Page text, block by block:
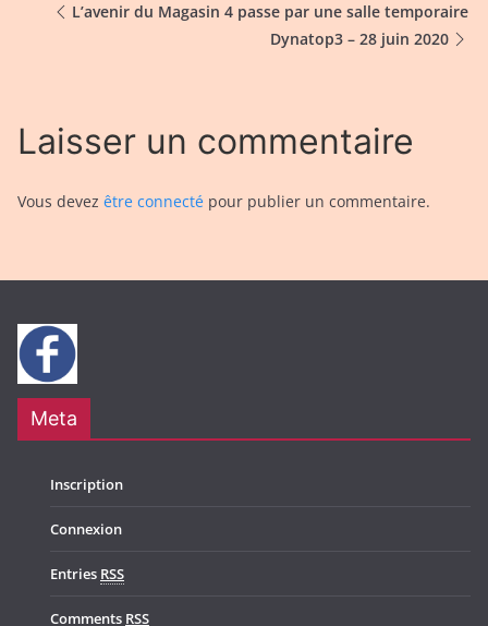
L’avenir du Magasin 4 passe par une salle temporaire
Dynatop3 – 28 juin 2020
Laisser un commentaire
Vous devez être connecté pour publier un commentaire.
Meta
Inscription
Connexion
Entries RSS
Comments RSS